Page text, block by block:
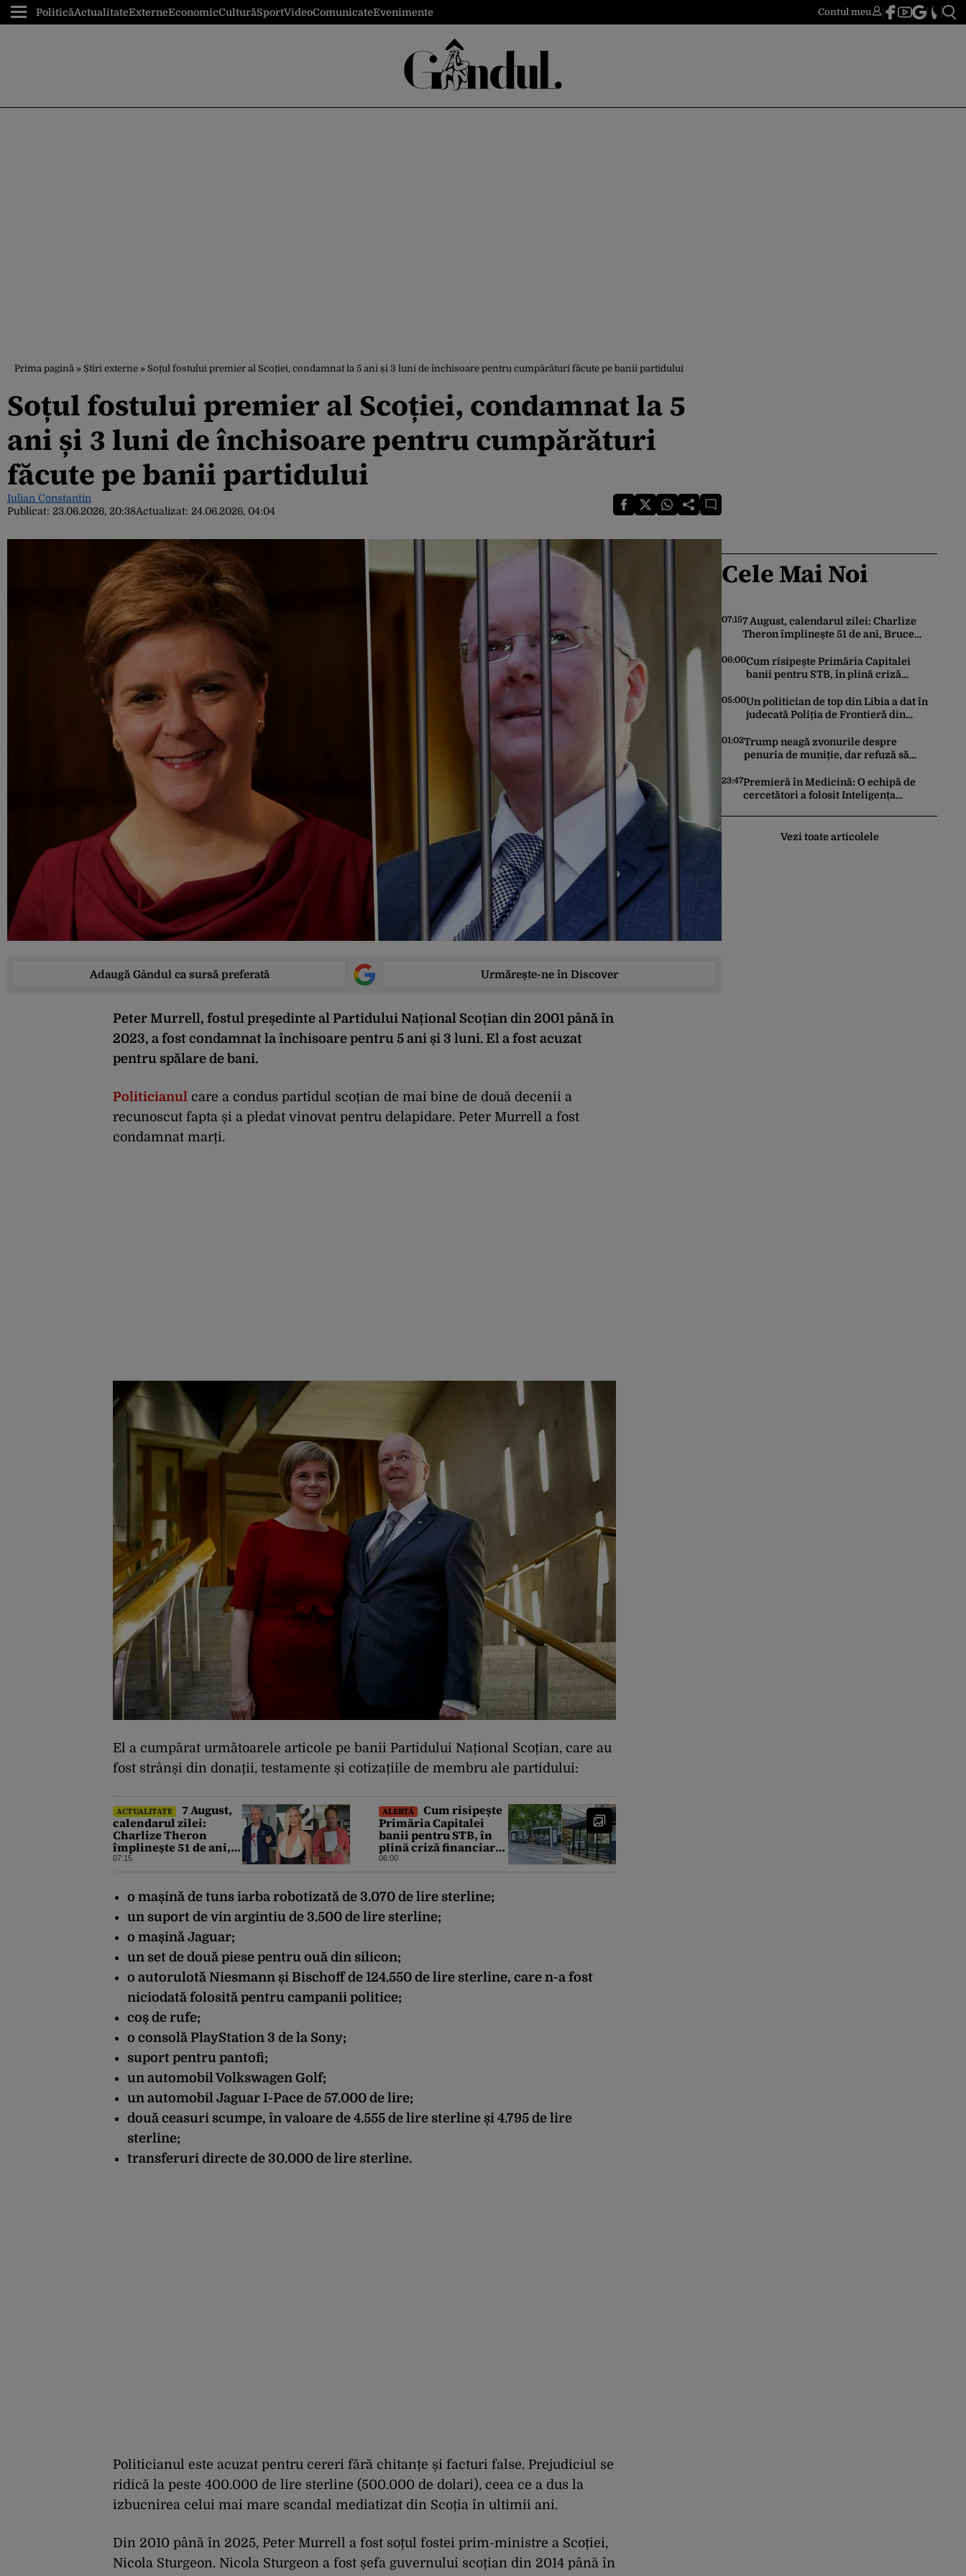
PoliticăActualitateExterneEconomicCulturăSportVideoComunicateEvenimente Contul meu
Prima pagină » Știri externe » Soțul fostului premier al Scoției, condamnat la 5 ani și 3 luni de închisoare pentru cumpărături făcute pe banii partidului
Soțul fostului premier al Scoției, condamnat la 5
ani și 3 luni de închisoare pentru cumpărături
făcute pe banii partidului
Iulian Constantin
Publicat: 23.06.2026, 20:38Actualizat: 24.06.2026, 04:04
Adaugă Gândul ca sursă preferată Urmărește-ne în Discover
Peter Murrell, fostul președinte al Partidului Național Scoțian din 2001 până în
2023, a fost condamnat la închisoare pentru 5 ani și 3 luni. El a fost acuzat
pentru spălare de bani.
Politicianul care a condus partidul scoțian de mai bine de două decenii a
recunoscut fapta și a pledat vinovat pentru delapidare. Peter Murrell a fost
condamnat marți.
El a cumpărat următoarele articole pe banii Partidului Național Scoțian, care au
fost strânși din donații, testamente și cotizațiile de membru ale partidului:
ACTUALITATE
7 August,
calendarul zilei:
Charlize Theron
împlinește 51 de ani,
Bruce Dickinson 68.
07:15
ALERTĂ
Cum risipește
Primăria Capitalei
banii pentru STB, în
plină criză financiară
a societății de
06:00
o mașină de tuns iarba robotizată de 3.070 de lire sterline;
un suport de vin argintiu de 3.500 de lire sterline;
o mașină Jaguar;
un set de două piese pentru ouă din silicon;
o autorulotă Niesmann și Bischoff de 124.550 de lire sterline, care n-a fost
niciodată folosită pentru campanii politice;
coș de rufe;
o consolă PlayStation 3 de la Sony;
suport pentru pantofi;
un automobil Volkswagen Golf;
un automobil Jaguar I-Pace de 57.000 de lire;
două ceasuri scumpe, în valoare de 4.555 de lire sterline și 4.795 de lire
sterline;
transferuri directe de 30.000 de lire sterline.
Politicianul este acuzat pentru cereri fără chitanțe și facturi false. Prejudiciul se
ridică la peste 400.000 de lire sterline (500.000 de dolari), ceea ce a dus la
izbucnirea celui mai mare scandal mediatizat din Scoția în ultimii ani.
Din 2010 până în 2025, Peter Murrell a fost soțul fostei prim-ministre a Scoției,
Nicola Sturgeon. Nicola Sturgeon a fost șefa guvernului scoțian din 2014 până în
Cele Mai Noi
07:157 August, calendarul zilei: Charlize
Theron împlinește 51 de ani, Bruce
de ani
06:00Cum risipește Primăria Capitalei
banii pentru STB, în plină criză
05:00Un politician de top din Libia a dat în
judecată Poliția de Frontieră din
oficial, terorist ISIS
01:02Trump neagă zvonurile despre
penuria de muniție, dar refuză să
nevoie de rachete”
23:47Premieră în Medicină: O echipă de
cercetători a folosit Inteligența
Vezi toate articolele